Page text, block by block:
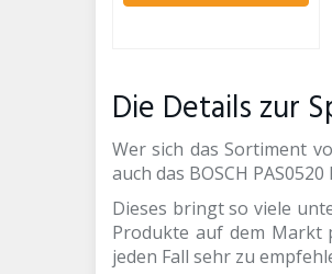
Die Details zur
Wer sich das Sortiment
auch das BOSCH
Dieses bringt so viele
Produkte auf dem Markt
jeden Fall sehr zu